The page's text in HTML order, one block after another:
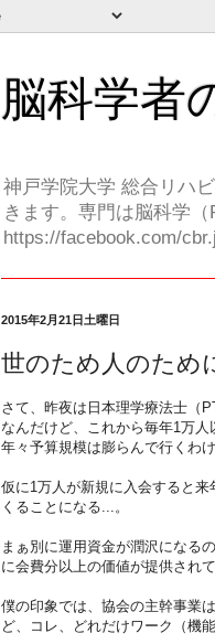
脳科学者
神戸学院大学 総合リハ
きます。専門は脳科学
https://facebook.com/
2015年2月21日土曜日
世のため人のため
さて、昨夜は日本理学療法士（
なんだけど、これから毎年1万
年々予算規模は膨らんで行くわけ
仮に1万人が新規に入会すると
くることになる...。
まぁ別に運用資金が潤沢になる
に会費分以上の価値が提供され
僕の印象では、協会の主幹事業
ど、コレ、どれだけワーク（機